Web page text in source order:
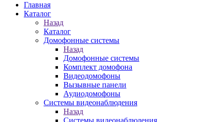
Главная
Каталог
Назад
Каталог
Домофонные системы
Назад
Домофонные системы
Комплект домофона
Видеодомофоны
Вызывные панели
Аудиодомофоны
Системы видеонаблюдения
Назад
Системы видеонаблюдения